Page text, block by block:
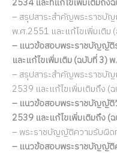
– สรุปสาระสำคัญพระราชบั
พ.ศ.2551 และแก้ไขเพิ่มเติม
– แนวข้อสอบพระราชบัญญัติ
และแก้ไขเพิ่มเติม (ฉบับที่ 3)
– สรุปสาระสำคัญพระราชบั
2539 และแก้ไขเพิ่มเติมถึง
– แนวข้อสอบพระราชบัญญัติ
2539 และแก้ไขเพิ่มเติมถึง
– พระราชบัญญัติความรับผิด
– แนวข้อสอบพระราชบัญญัติ